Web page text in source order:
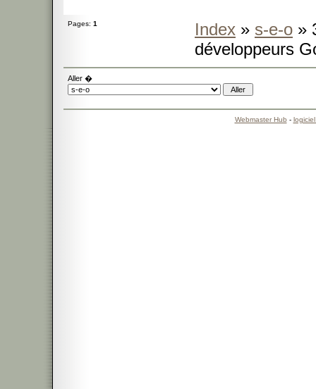
Pages: 1 Index » s-e-o »
développeurs
Aller �
Webmaster Hub -